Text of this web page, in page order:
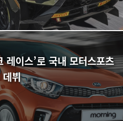
레이스’로 국내 모터스포츠
데뷔